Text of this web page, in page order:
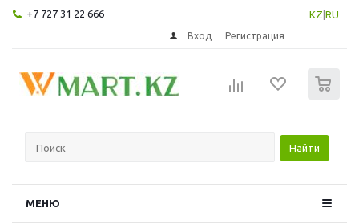
+7 727 31 22 666 KZ RU
Вход Регистрация
Найти
МЕНЮ